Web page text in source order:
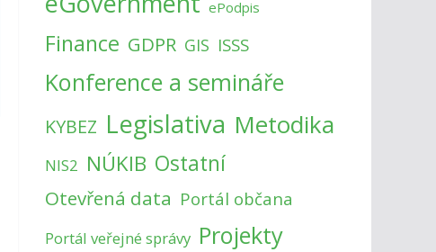
ePodpis
Finance GDPR GIS ISSS
Konference a semináře
KYBEZ Legislativa Metodika
NIS2 NÚKIB Ostatní
Otevřená data Portál občana
Portál veřejné správy Projekty